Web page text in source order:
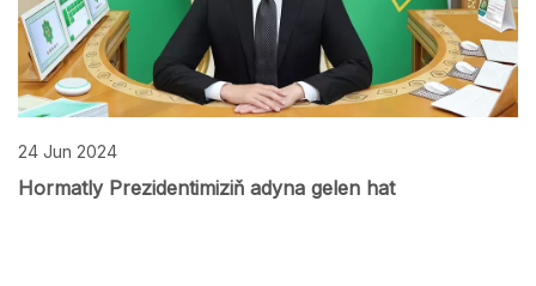
24 Jun 2024
Hormatly Prezidentimiziň adyna gelen hat